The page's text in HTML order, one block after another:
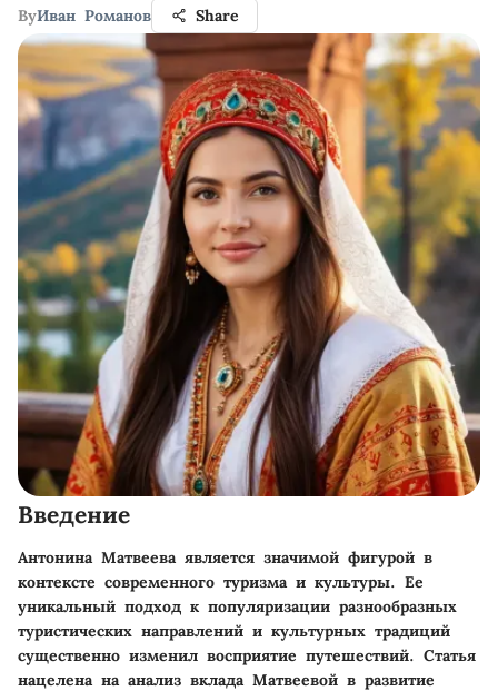
ByИван Романов Share
Введение
Антонина Матвеева является значимой фигурой в
контексте современного туризма и культуры. Ее
уникальный подход к популяризации разнообразных
туристических направлений и культурных традиций
существенно изменил восприятие путешествий. Статья
нацелена на анализ вклада Матвеевой в развитие